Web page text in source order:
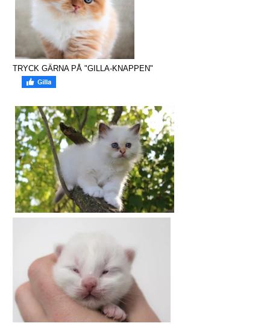
TRYCK GÄRNA PÅ "GILLA-KNAPPEN"